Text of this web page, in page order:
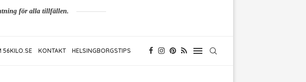
för alla tillfällen.
56KILO.SE KONTAKT HELSINGBORGSTIPS